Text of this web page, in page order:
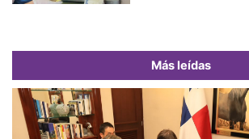
Más leídas